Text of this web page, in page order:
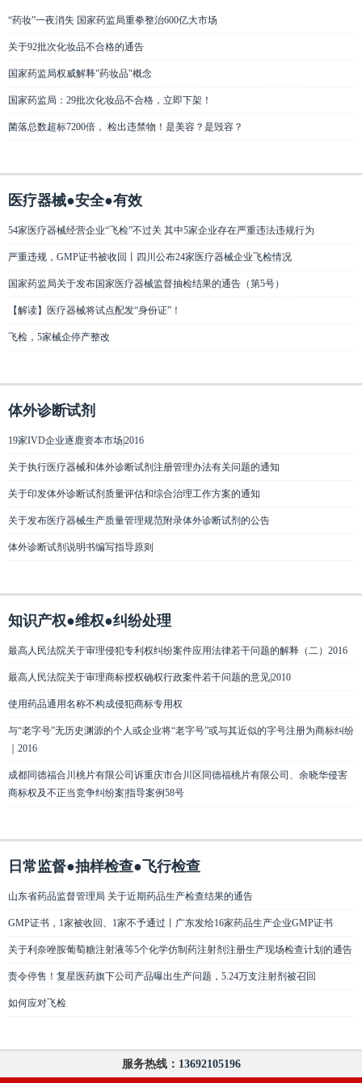
“药妆”一夜消失 国家药监局重拳整治600亿大市场
关于92批次化妆品不合格的通告
国家药监局权威解释"药妆品"概念
国家药监局：29批次化妆品不合格，立即下架！
菌落总数超标7200倍， 检出违禁物！是美容？是毁容？
医疗器械●安全●有效
54家医疗器械经营企业“飞检”不过关 其中5家企业存在严重违法违规行为
严重违规，GMP证书被收回丨四川公布24家医疗器械企业飞检情况
国家药监局关于发布国家医疗器械监督抽检结果的通告（第5号）
【解读】医疗器械将试点配发“身份证”！
飞检，5家械企停产整改
体外诊断试剂
19家IVD企业逐鹿资本市场|2016
关于执行医疗器械和体外诊断试剂注册管理办法有关问题的通知
关于印发体外诊断试剂质量评估和综合治理工作方案的通知
关于发布医疗器械生产质量管理规范附录体外诊断试剂的公告
体外诊断试剂说明书编写指导原则
知识产权●维权●纠纷处理
最高人民法院关于审理侵犯专利权纠纷案件应用法律若干问题的解释（二）2016
最高人民法院关于审理商标授权确权行政案件若干问题的意见|2010
使用药品通用名称不构成侵犯商标专用权
与“老字号”无历史渊源的个人或企业将“老字号”或与其近似的字号注册为商标纠纷
｜2016
成都同德福合川桃片有限公司诉重庆市合川区同德福桃片有限公司、余晓华侵害
商标权及不正当竞争纠纷案|指导案例58号
日常监督●抽样检查●飞行检查
山东省药品监督管理局 关于近期药品生产检查结果的通告
GMP证书，1家被收回、1家不予通过丨广东发给16家药品生产企业GMP证书
关于利奈唑胺葡萄糖注射液等5个化学仿制药注射剂注册生产现场检查计划的通告
责令停售！复星医药旗下公司产品曝出生产问题，5.24万支注射剂被召回
如何应对飞检
服务热线： 13692105196